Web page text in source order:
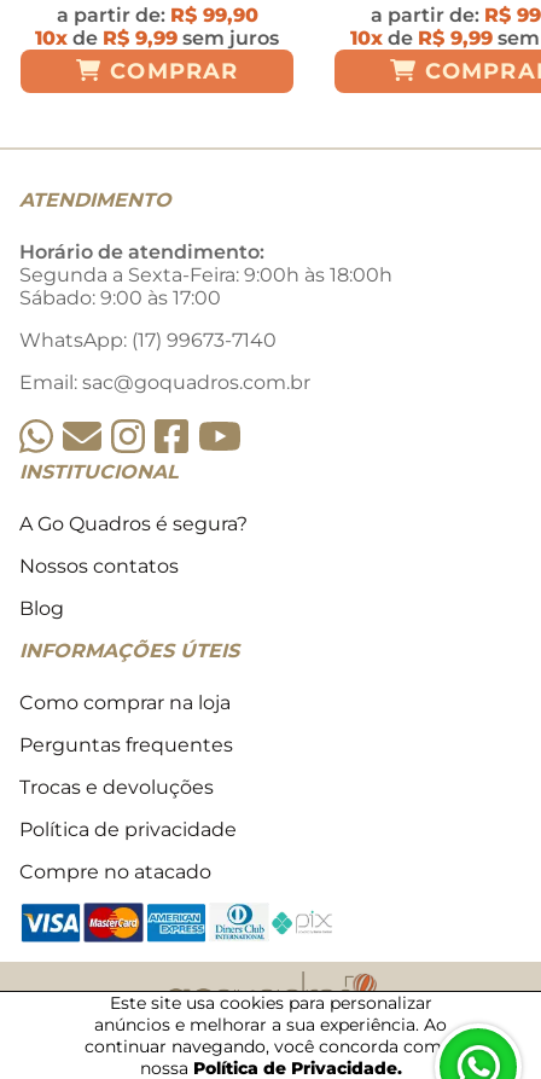
a partir de: R$ 99,90
10x de R$ 9,99 sem juros
COMPRAR
a partir de: R$
10xde R$ 9,99sem
ATENDIMENTO
Horário de atendimento:
Segunda a Sexta-Feira: 9:00h às 18:00h
Sábado: 9:00 às 17:00
WhatsApp: (17) 99673-7140
Email: sac@goquadros.com.br
INSTITUCIONAL
A Go Quadros é segura?
Nossos contatos
Blog
INFORMAÇÕES ÚTEIS
Como comprar na loja
Perguntas frequentes
Trocas e devoluções
Política de privacidade
Compre no atacado
2018 - 2026 © Todos os direitos reservados
09/08/2026 · 11:04 · 50087040
Este site usa cookies para personalizar
anúncios e melhorar a sua experiência. Ao
continuar navegando, você concorda com a
nossa Política de Privacidade.